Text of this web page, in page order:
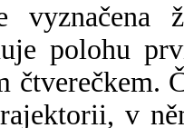
vyznačena
polohu
čtverečkem.
v